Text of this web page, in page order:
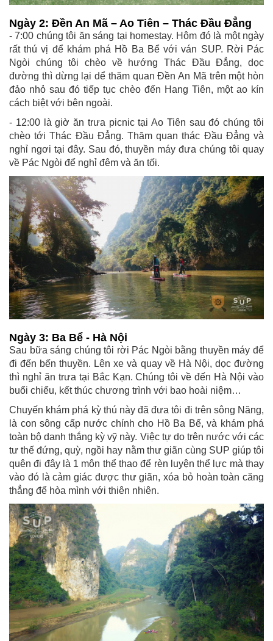
Ngày 2: Đền An Mã – Ao Tiên – Thác Đầu Đẳng
- 7:00 chúng tôi ăn sáng tại homestay. Hôm đó là một ngày
rất thú vị để khám phá Hồ Ba Bể với ván SUP. Rời Pác
Ngòi chúng tôi chèo về hướng Thác Đầu Đẳng, dọc
đường thì dừng lại dể thăm quan Đền An Mã trên một hòn
đảo nhỏ sau đó tiếp tục chèo đến Hang Tiên, một ao kín
cách biệt với bên ngoài.
- 12:00 là giờ ăn trưa picnic tại Ao Tiên sau đó chúng tôi
chèo tới Thác Đầu Đẳng. Thăm quan thác Đầu Đẳng và
nghỉ ngơi tại đây. Sau đó, thuyền máy đưa chúng tôi quay
về Pác Ngòi để nghỉ đêm và ăn tối.
Ngày 3: Ba Bể - Hà Nội
Sau bữa sáng chúng tôi rời Pác Ngòi bằng thuyền máy để
đi đến bến thuyền. Lên xe và quay về Hà Nội, dọc đường
thì nghỉ ăn trưa tại Bắc Kạn. Chúng tôi về đến Hà Nội vào
buổi chiểu, kết thúc chương trình với bao hoài niệm…
Chuyến khám phá kỳ thú này đã đưa tôi đi trên sông Năng,
là con sông cấp nước chính cho Hồ Ba Bể, và khám phá
toàn bộ danh thắng kỳ vỹ này. Việc tự do trên nước với các
tư thế đứng, quỳ, ngồi hay nằm thư giãn cùng SUP giúp tôi
quên đi đây là 1 môn thể thao để rèn luyện thể lực mà thay
vào đó là cảm giác được thư giãn, xóa bỏ hoàn toàn căng
thẳng để hòa mình với thiên nhiên.